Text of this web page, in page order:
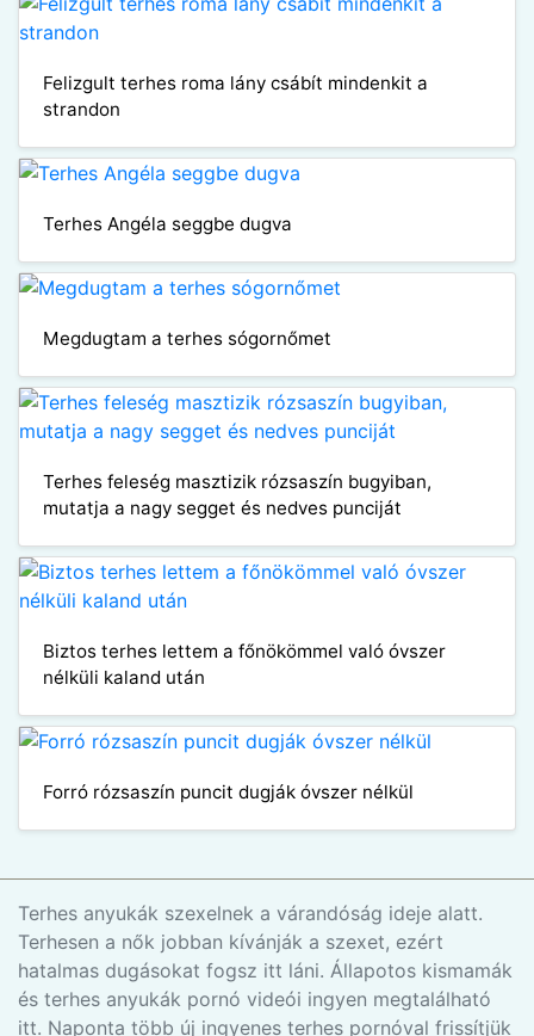
Felizgult terhes roma lány csábít mindenkit a
strandon
Terhes Angéla seggbe dugva
Megdugtam a terhes sógornőmet
Terhes feleség masztizik rózsaszín bugyiban,
mutatja a nagy segget és nedves punciját
Biztos terhes lettem a főnökömmel való óvszer
nélküli kaland után
Forró rózsaszín puncit dugják óvszer nélkül
Terhes anyukák szexelnek a várandóság ideje alatt.
Terhesen a nők jobban kívánják a szexet, ezért
hatalmas dugásokat fogsz itt láni. Állapotos kismamák
és terhes anyukák pornó videói ingyen megtalálható
itt. Naponta több új ingyenes terhes pornóval frissítjük